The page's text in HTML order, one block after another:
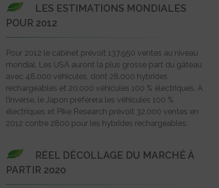
LES ESTIMATIONS MONDIALES
POUR 2012
Pour 2012 le cabinet prévoit 137.950 ventes au niveau
mondial. Les USA auront la plus grosse part du gâteau
avec 48.000 véhicules, dont 28.000 hybrides
rechargeables et 20.000 véhicules 100 % électriques. A
l’inverse, le Japon préférera les véhicules 100 %
électriques et Pike Research prévoit 32.000 ventes en
2012 contre 2800 pour les hybrides rechargeables.
RÉEL DÉCOLLAGE DU MARCHÉ À
PARTIR 2020